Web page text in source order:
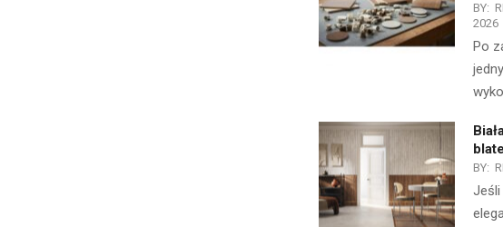
BY:
2026
Po
BY: